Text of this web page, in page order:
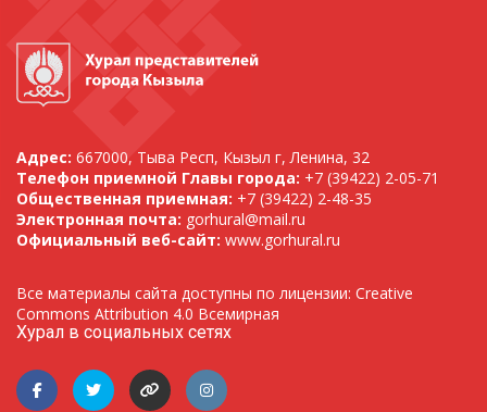
Адрес: 667000, Тыва Респ, Кызыл г, Ленина, 32
Телефон приемной Главы города: +7 (39422) 2-05-71
Общественная приемная: +7 (39422) 2-48-35
Электронная почта: gorhural@mail.ru
Официальный веб-сайт: www.gorhural.ru
Все материалы сайта доступны по лицензии: Creative
Commons Attribution 4.0 Всемирная
Хурал в социальных сетях